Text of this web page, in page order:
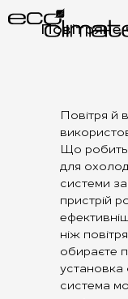
Повітря й
Що робить
для
системи
пристрій
ніж
обираєте
система